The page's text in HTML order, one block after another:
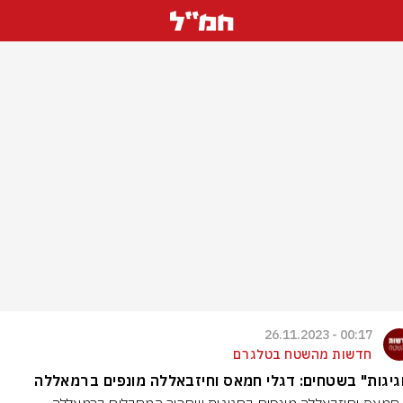
00:17 - 26.11.2023
חדשות מהשטח בטלגרם
בשטחים: דגלי חמאס וחיזבאללה מונפים ברמאללה